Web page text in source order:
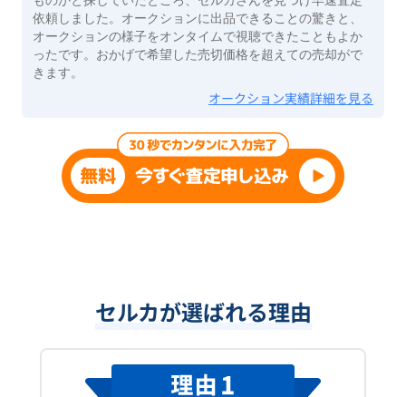
依頼しました。オークションに出品できることの驚きと、
オークションの様子をオンタイムで視聴できたこともよか
ったです。おかげで希望した売切価格を超えての売却がで
きます。
オークション実績詳細を見る
セルカが選ばれる理由